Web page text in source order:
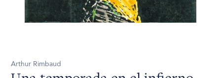
Arthur Rimbaud